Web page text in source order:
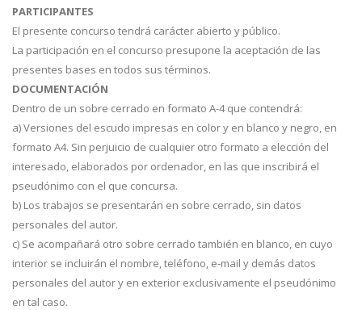
PARTICIPANTES
El presente concurso tendrá carácter abierto y público.
La participación en el concurso presupone la aceptación de las
presentes bases en todos sus términos.
DOCUMENTACIÓN
Dentro de un sobre cerrado en formato A-4 que contendrá:
a) Versiones del escudo impresas en color y en blanco y negro, en
formato A4. Sin perjuicio de cualquier otro formato a elección del
interesado, elaborados por ordenador, en las que inscribirá el
pseudónimo con el que concursa.
b) Los trabajos se presentarán en sobre cerrado, sin datos
personales del autor.
c) Se acompañará otro sobre cerrado también en blanco, en cuyo
interior se incluirán el nombre, teléfono, e-mail y demás datos
personales del autor y en exterior exclusivamente el pseudónimo
en tal caso.